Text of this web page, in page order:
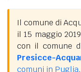
Il comune di
il 15 maggio
con il comune
Presicce-
comuni in Puglia.